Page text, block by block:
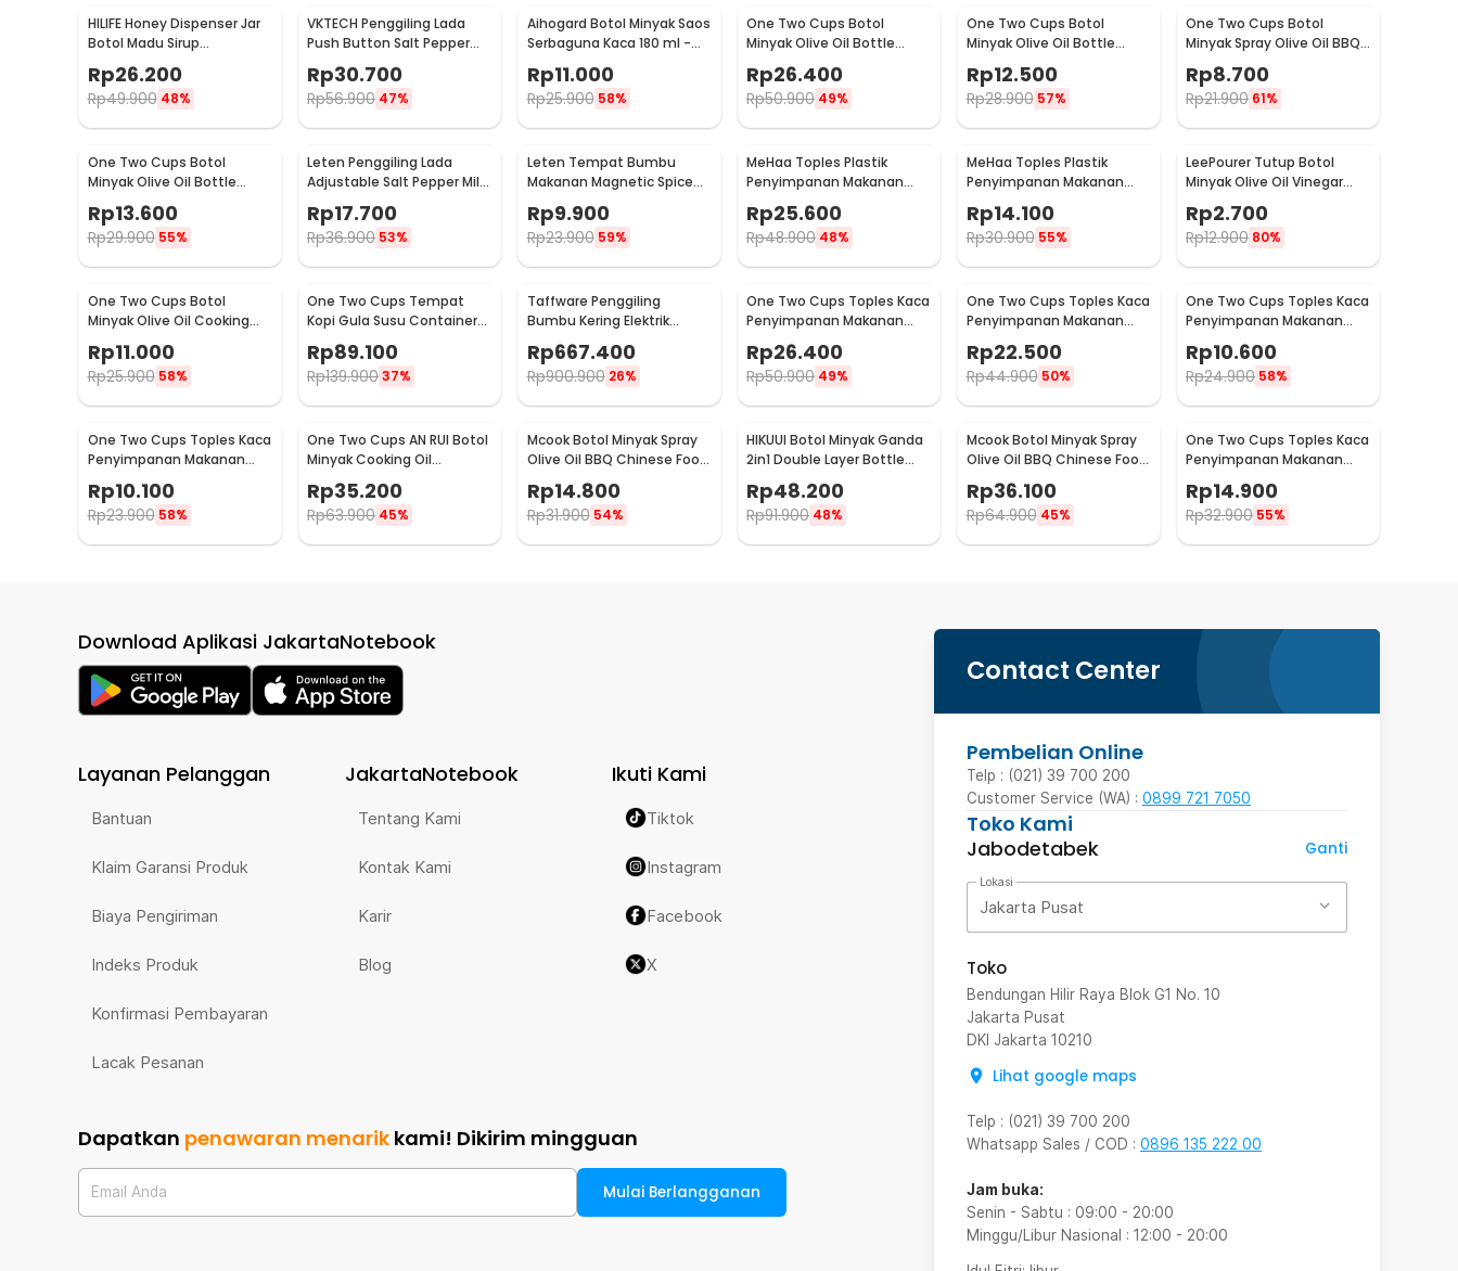
HILIFE Honey Dispenser Jar
Botol Madu Sirup
Serbaguna 200ml - H1742
Rp26.200
Rp49.900 48%
VKTECH Penggiling Lada
Push Button Salt Pepper
Mill Grinder 135ml - MG600A
Rp30.700
Rp56.900 47%
Aihogard Botol Minyak Saos
Serbaguna Kaca 180 ml -
Rp11.000
Rp25.900 58%
One Two Cups Botol
Minyak Olive Oil Bottle
Leak-proof 500ml - CW199
Rp26.400
Rp50.900 49%
One Two Cups Botol
Minyak Olive Oil Bottle
Rp12.500
Rp28.900 57%
One Two Cups Botol
Minyak Spray Olive Oil BBQ
Food 100ml - HEA-1075
Rp8.700
Rp21.900 61%
One Two Cups Botol
Minyak Olive Oil Bottle
Leak-Proof 300ml - KG57H
Rp13.600
Rp29.900 55%
Leten Penggiling Lada
Adjustable Salt Pepper Mill
Rp17.700
Rp36.900 53%
Leten Tempat Bumbu
Makanan Magnetic Spice
Rp9.900
Rp23.900 59%
MeHaa Toples Plastik
Penyimpanan Makanan
Kedap Udara Storage Jar
1.8L - YF0086
Rp25.600
Rp48.900 48%
MeHaa Toples Plastik
Penyimpanan Makanan
700ml - YF0086
Rp14.100
Rp30.900 55%
LeePourer Tutup Botol
Minyak Olive Oil Vinegar
Rp2.700
Rp12.900 80%
One Two Cups Botol
Minyak Olive Oil Cooking
CW200
Rp11.000
Rp25.900 58%
One Two Cups Tempat
Kopi Gula Susu Container
Stainless Steel 1.5L - MSS19
Rp89.100
Rp139.90037%
Taffware Penggiling
Bumbu Kering Elektrik
Spices Grinder 800g 2400W
- HC-800Y
Rp667.400
Rp900.900 26%
One Two Cups Toples Kaca
Penyimpanan Makanan
Cork Seal Storage Jar
800ml - E1
Rp26.400
Rp50.900 49%
One Two Cups Toples Kaca
Penyimpanan Makanan
500ml - E1
Rp22.500
Rp44.900 50%
One Two Cups Toples Kaca
Penyimpanan Makanan
Kedap Udara Storage Jar
350ml - GH1270
Rp10.600
Rp24.900 58%
One Two Cups Toples Kaca
Penyimpanan Makanan
250ml - GH1270
Rp10.100
Rp23.900 58%
One Two Cups AN RUI Botol
Minyak Cooking Oil
Seasoning Bottle 550ml -
YH-033
Rp35.200
Rp63.900 45%
Mcook Botol Minyak Spray
Olive Oil BBQ Chinese Food
200ml - M219
Rp14.800
Rp31.900 54%
HIKUUI Botol Minyak Ganda
2in1 Double Layer Bottle
150ml - HI150
Rp48.200
Rp91.900 48%
Mcook Botol Minyak Spray
Olive Oil BBQ Chinese Food
210ml - M2194
Rp36.100
Rp64.900 45%
One Two Cups Toples Kaca
Penyimpanan Makanan
410ml - GH1270
Rp14.900
Rp32.900 55%
Contact Center
Pembelian Online
Telp : (021) 39 700 200
Customer Service (WA) : 0899 721 7050
Toko Kami
Jabodetabek
Ganti
Lokasi
Jakarta Pusat
Toko
Bendungan Hilir Raya Blok G1 No. 10
Jakarta Pusat
DKI Jakarta 10210
Lihat google maps
Telp : (021) 39 700 200
Whatsapp Sales / COD : 0896 135 222 00
Jam buka:
Senin - Sabtu : 09:00 - 20:00
Minggu/Libur Nasional : 12:00 - 20:00
Download Aplikasi JakartaNotebook
Layanan Pelanggan
Bantuan
Klaim Garansi Produk
Biaya Pengiriman
Indeks Produk
Konfirmasi Pembayaran
Lacak Pesanan
JakartaNotebook
Tentang Kami
Kontak Kami
Karir
Blog
Ikuti Kami
Tiktok
Instagram
Facebook
X
Dapatkan penawaran menarik kami! Dikirim mingguan
Email Anda Mulai Berlangganan